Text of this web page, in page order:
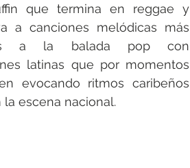
que termina en reggae y
a canciones melódicas más
a la balada pop con
latinas que por momentos
evocando ritmos caribeños
escena nacional.